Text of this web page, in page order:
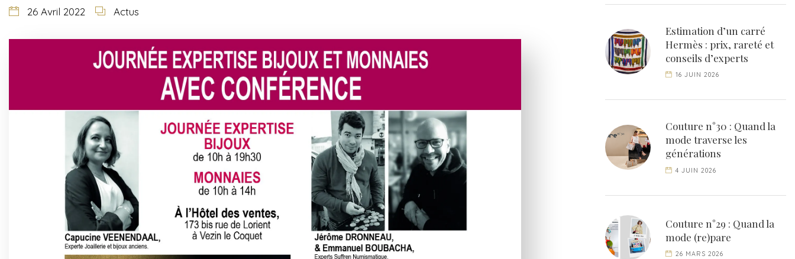
26 Avril 2022 Actus
Estimation d’un carré
Hermès : prix, rareté et
conseils d’experts
16 JUIN 2026
Couture n°30 : Quand la
mode traverse les
générations
4 JUIN 2026
Couture n°29 : Quand la
mode (re)pare
26 MARS 2026